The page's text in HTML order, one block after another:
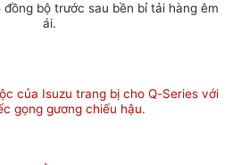
đồng bộ trước sau bền bỉ tải hàng êm
ái.
của Isuzu trang bị cho Q-Series với
gọng gương chiếu hậu.